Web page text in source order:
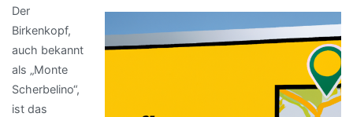
Der
Birkenkopf,
auch bekannt
als „Monte
Scherbelino“,
ist das